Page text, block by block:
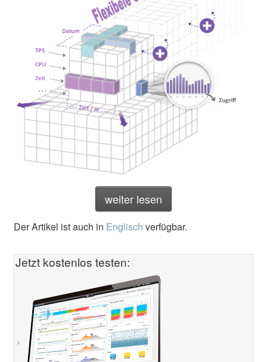
weiter lesen
Der Artikel ist auch in Englisch verfügbar.
Jetzt kostenlos testen: